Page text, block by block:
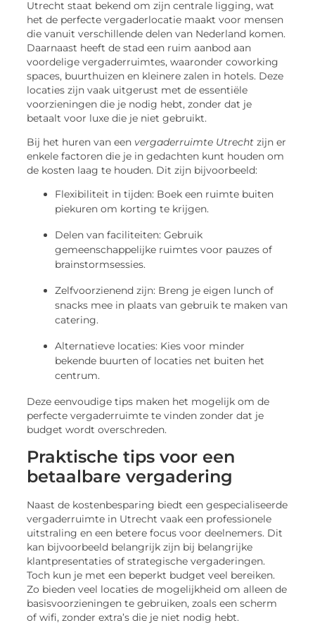
Utrecht staat bekend om zijn centrale ligging, wat
het de perfecte vergaderlocatie maakt voor mensen
die vanuit verschillende delen van Nederland komen.
Daarnaast heeft de stad een ruim aanbod aan
voordelige vergaderruimtes, waaronder coworking
spaces, buurthuizen en kleinere zalen in hotels. Deze
locaties zijn vaak uitgerust met de essentiële
voorzieningen die je nodig hebt, zonder dat je
betaalt voor luxe die je niet gebruikt.
Bij het huren van een vergaderruimte Utrechtzijn er
enkele factoren die je in gedachten kunt houden om
de kosten laag te houden. Dit zijn bijvoorbeeld:
Flexibiliteit in tijden: Boek een ruimte buiten
piekuren om korting te krijgen.
Delen van faciliteiten: Gebruik
gemeenschappelijke ruimtes voor pauzes of
brainstormsessies.
Zelfvoorzienend zijn: Breng je eigen lunch of
snacks mee in plaats van gebruik te maken van
catering.
Alternatieve locaties: Kies voor minder
bekende buurten of locaties net buiten het
centrum.
Deze eenvoudige tips maken het mogelijk om de
perfecte vergaderruimte te vinden zonder dat je
budget wordt overschreden.
Praktische tips voor een
betaalbare vergadering
Naast de kostenbesparing biedt een gespecialiseerde
vergaderruimte in Utrecht vaak een professionele
uitstraling en een betere focus voor deelnemers. Dit
kan bijvoorbeeld belangrijk zijn bij belangrijke
klantpresentaties of strategische vergaderingen.
Toch kun je met een beperkt budget veel bereiken.
Zo bieden veel locaties de mogelijkheid om alleen de
basisvoorzieningen te gebruiken, zoals een scherm
of wifi, zonder extra’s die je niet nodig hebt.